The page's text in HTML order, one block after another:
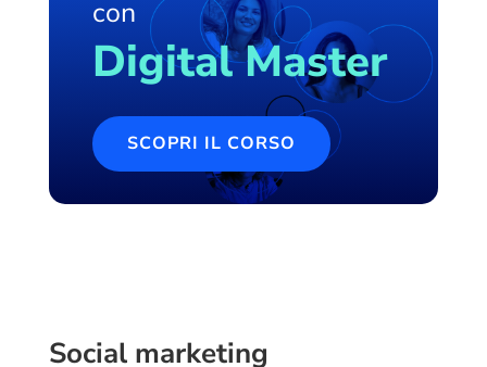
con
Digital Master
SCOPRI IL CORSO
Social marketing